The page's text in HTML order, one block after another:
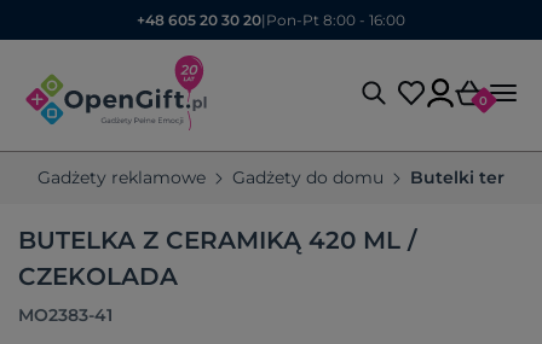
+48 605 20 30 20| Pon-Pt 8:00 - 16:00
0
Gadżety reklamowe Gadżety do domu Butelki
BUTELKA Z CERAMIKĄ 420 ML /
CZEKOLADA
MO2383-41